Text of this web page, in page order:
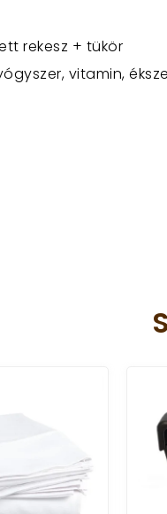
rekesz + tükör
vitamin,